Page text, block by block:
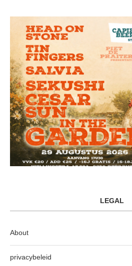
LEGAL
About
privacybeleid